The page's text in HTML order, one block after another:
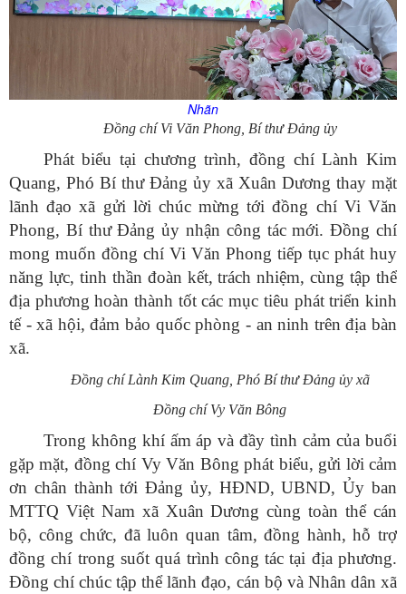
Nhãn
Đồng chí Vi Văn Phong, Bí thư Đảng ủy
Phát biểu tại chương trình, đồng chí Lành Kim
Quang, Phó Bí thư Đảng ủy xã Xuân Dương thay mặt
lãnh đạo xã gửi lời chúc mừng tới đồng chí Vi Văn
Phong, Bí thư Đảng ủy nhận công tác mới. Đồng chí
mong muốn đồng chí Vi Văn Phong tiếp tục phát huy
năng lực, tinh thần đoàn kết, trách nhiệm, cùng tập thể
địa phương hoàn thành tốt các mục tiêu phát triển kinh
tế - xã hội, đảm bảo quốc phòng - an ninh trên địa bàn
xã.
Đồng chí Lành Kim Quang, Phó Bí thư Đảng ủy xã
Đồng chí Vy Văn Bông
Trong không khí ấm áp và đầy tình cảm của buổi
gặp mặt, đồng chí Vy Văn Bông phát biểu, gửi lời cảm
ơn chân thành tới Đảng ủy, HĐND, UBND, Ủy ban
MTTQ Việt Nam xã Xuân Dương cùng toàn thể cán
bộ, công chức, đã luôn quan tâm, đồng hành, hỗ trợ
đồng chí trong suốt quá trình công tác tại địa phương.
Đồng chí chúc tập thể lãnh đạo, cán bộ và Nhân dân xã